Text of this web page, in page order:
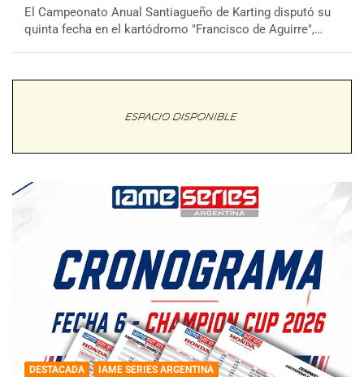
El Campeonato Anual Santiagueño de Karting disputó su
quinta fecha en el kartódromo "Francisco de Aguirre",…
DESTACADA IAME SERIES ARGENTINA